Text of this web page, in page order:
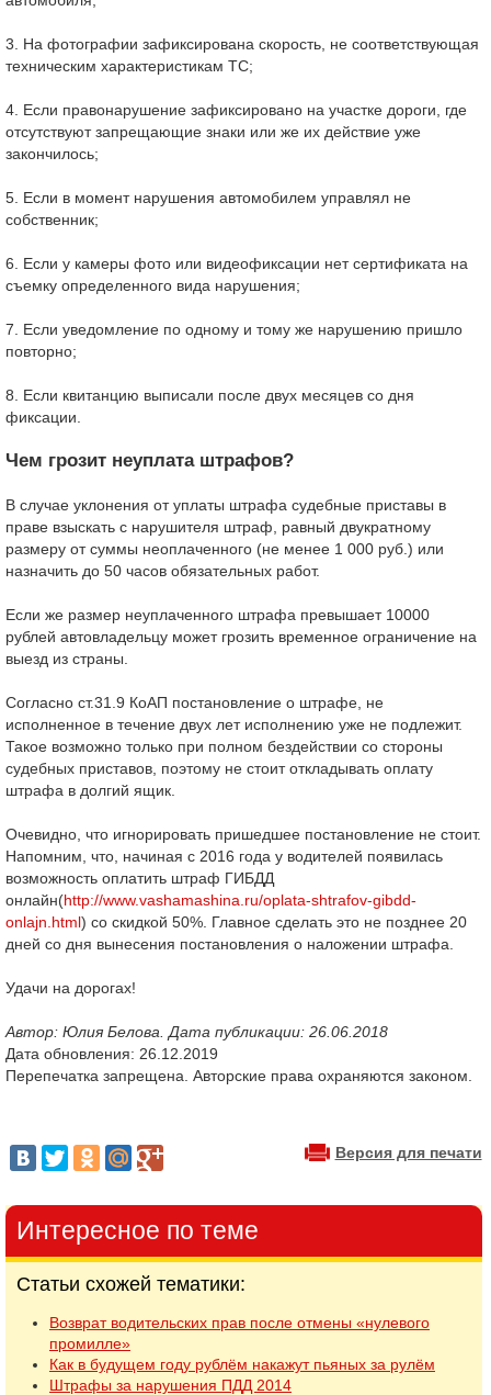
3. На фотографии зафиксирована скорость, не соответствующая
техническим характеристикам ТС;
4. Если правонарушение зафиксировано на участке дороги, где
отсутствуют запрещающие знаки или же их действие уже
закончилось;
5. Если в момент нарушения автомобилем управлял не
собственник;
6. Если у камеры фото или видеофиксации нет сертификата на
съемку определенного вида нарушения;
7. Если уведомление по одному и тому же нарушению пришло
повторно;
8. Если квитанцию выписали после двух месяцев со дня
фиксации.
Чем грозит неуплата штрафов?
В случае уклонения от уплаты штрафа судебные приставы в
праве взыскать с нарушителя штраф, равный двукратному
размеру от суммы неоплаченного (не менее 1 000 руб.) или
назначить до 50 часов обязательных работ.
Если же размер неуплаченного штрафа превышает 10000
рублей автовладельцу может грозить временное ограничение на
выезд из страны.
Согласно ст.31.9 КоАП постановление о штрафе, не
исполненное в течение двух лет исполнению уже не подлежит.
Такое возможно только при полном бездействии со стороны
судебных приставов, поэтому не стоит откладывать оплату
штрафа в долгий ящик.
Очевидно, что игнорировать пришедшее постановление не стоит.
Напомним, что, начиная с 2016 года у водителей появилась
возможность оплатить штраф ГИБДД
онлайн(http://www.vashamashina.ru/oplata-shtrafov-gibdd-
onlajn.html) со скидкой 50%. Главное сделать это не позднее 20
дней со дня вынесения постановления о наложении штрафа.
Удачи на дорогах!
Автор: Юлия Белова. Дата публикации: 26.06.2018
Дата обновления: 26.12.2019
Перепечатка запрещена. Авторские права охраняются законом.
Версия для печати
Интересное по теме
Статьи схожей тематики:
Возврат водительских прав после отмены «нулевого
промилле»
Как в будущем году рублём накажут пьяных за рулём
Штрафы за нарушения ПДД 2014